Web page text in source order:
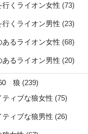
行くライオン女性 (73)
行くライオン男性 (23)
あるライオン女性 (68)
あるライオン男性 (20)
狼 (239)
ティブな狼女性 (75)
ティブな狼男性 (26)